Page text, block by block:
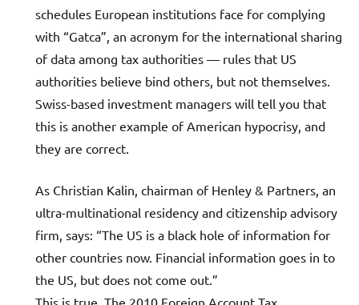
schedules European institutions face for complying
with “Gatca”, an acronym for the international sharing
of data among tax authorities — rules that US
authorities believe bind others, but not themselves.
Swiss-based investment managers will tell you that
this is another example of American hypocrisy, and
they are correct.
As Christian Kalin, chairman of Henley & Partners, an
ultra-multinational residency and citizenship advisory
firm, says: “The US is a black hole of information for
other countries now. Financial information goes in to
the US, but does not come out.”
This is true. The 2010 Foreign Account Tax